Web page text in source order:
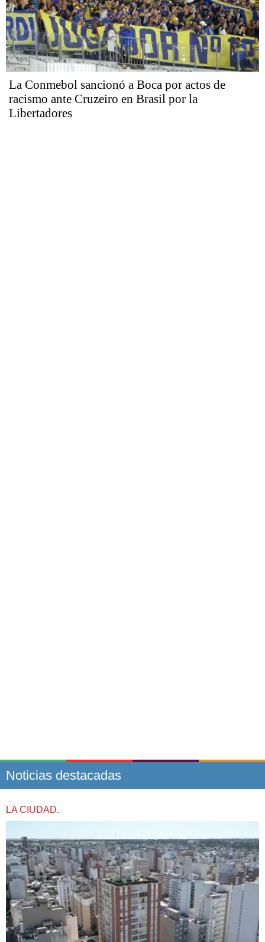
La Conmebol sancionó a Boca por actos de
racismo ante Cruzeiro en Brasil por la
Libertadores
Noticias destacadas
LA CIUDAD.